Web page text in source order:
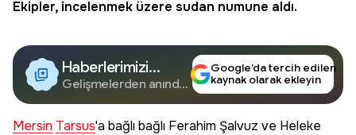
Ekipler, incelenmek üzere sudan numune aldı.
Haberlerimizi
Google'da Takip
Edin
Gelişmelerden anında
Google’da tercih edilen
kaynak olarak ekleyin
Mersin Tarsus'a bağlı bağlı Ferahim Şalvuz ve Heleke